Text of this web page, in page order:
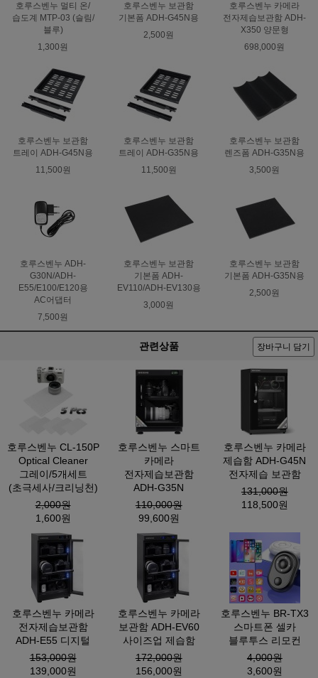
호루스벤누 멀티 온/
습도계 MTP-03 (슬림/
블루)
1,300원
호루스벤누 보관함
기본폼 ADH-G45N용
2,500원
호루스벤누 카메라
전자제습보관함 ADH-
X350 양문형
698,000원
호루스벤누 보관함
트레이 ADH-G45N용
11,500원
호루스벤누 보관함
트레이 ADH-G35N용
11,500원
호루스벤누 보관함
렌즈폼 ADH-G35N용
3,500원
호루스벤누 ADH-
G30N/ADH-
E55/E100/E120용
AC어댑터
7,500원
호루스벤누 보관함
기본폼 ADH-
EV110/ADH-EV130용
3,000원
호루스벤누 보관함
기본폼 ADH-G35N용
2,500원
관련상품 장바구니 담기
호루스벤누 CL-150P
Optical Cleaner
그레이/5개세트
(초극세사/크리닝천)
2,000원
1,600원
호루스벤누 스마트
카메라
전자제습보관함
ADH-G35N
110,000원
99,600원
호루스벤누 카메라
제습함 ADH-G45N
전자제습 보관함
131,000원
118,500원
호루스벤누 카메라
전자제습보관함
ADH-E55 디지털
153,000원
139,000원
호루스벤누 카메라
보관함 ADH-EV60
사이즈업 제습함
172,000원
156,000원
호루스벤누 BR-TX3
스마트폰 셀카
블루투스 리모컨
4,000원
3,600원